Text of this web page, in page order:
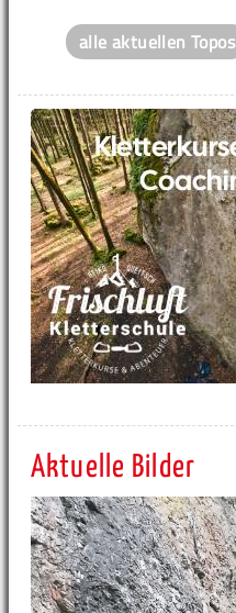
alle aktuellen Topos
Aktuelle Bilder